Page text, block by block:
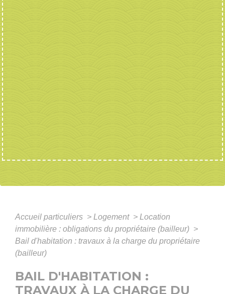
Accueil particuliers > Logement > Location
immobilière : obligations du propriétaire (bailleur) >
Bail d'habitation : travaux à la charge du propriétaire
(bailleur)
BAIL D'HABITATION :
TRAVAUX À LA CHARGE DU